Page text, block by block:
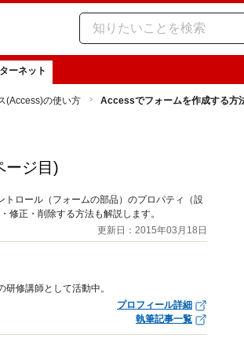
ーネット
(Access)の使い方 Accessでフォームを作成する方
ージ目)
ロール（フォームの部品）のプロパティ（設
修正・削除する方法も解説します。
更新日：2015年03月18日
修講師として活動中。
プロフィール詳細
執筆記事一覧